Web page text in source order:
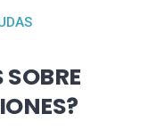
SOBRE